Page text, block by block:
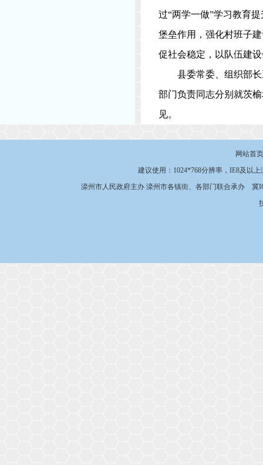
过“两学一做”学习教育
堡垒作用，强化村班子
促社会稳定，以队伍建
县委常委、组织部
部门负责同志分别就茨
见。
网站首页
建议使用：1024*768分辨率，IE8及以
滦州市人民政府主办 滦州市各镇街、各部门联合承办 冀